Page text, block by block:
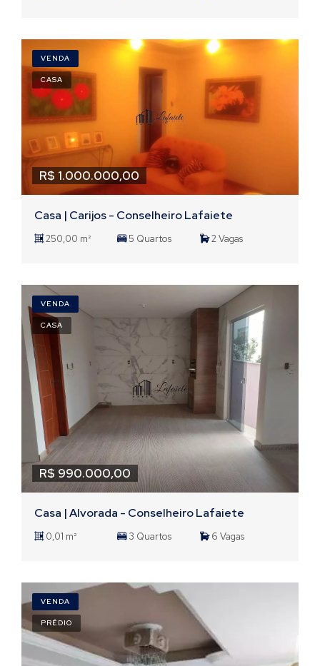
VENDA
CASA
R$ 1.000.000,00
Casa | Carijos - Conselheiro Lafaiete
250,00 m² 5 Quartos 2 Vagas
VENDA
CASA
R$ 990.000,00
Casa | Alvorada - Conselheiro Lafaiete
0,01 m² 3 Quartos 6 Vagas
VENDA
PRÉDIO